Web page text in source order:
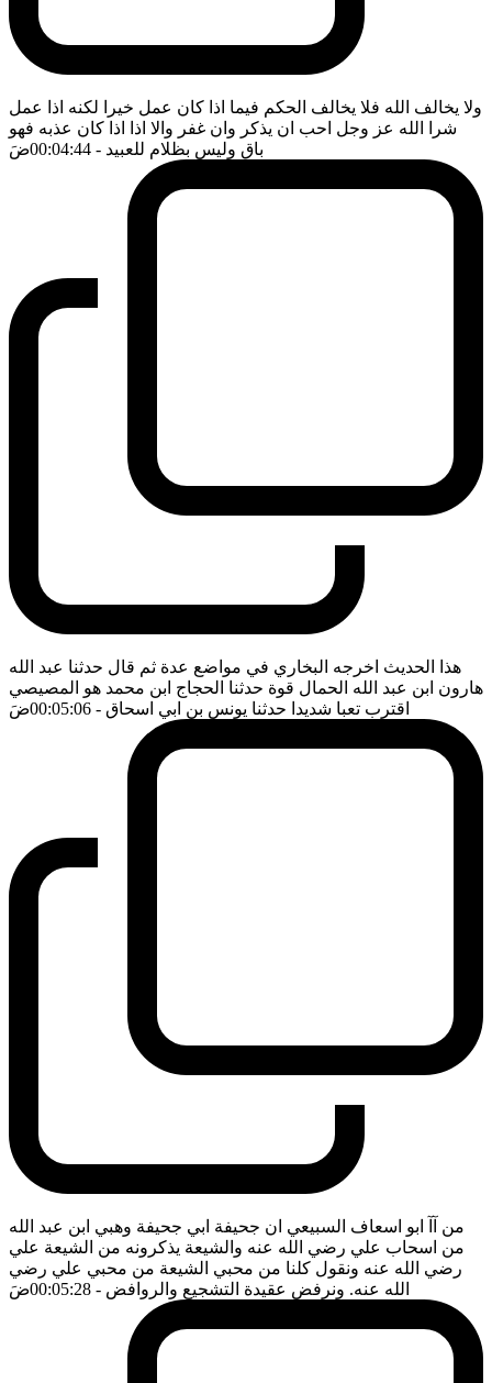
ولا يخالف الله فلا يخالف الحكم فيما اذا كان عمل خيرا لكنه اذا عمل
شرا الله عز وجل احب ان يذكر وان غفر والا اذا اذا كان عذبه فهو
باق وليس بظلام للعبيد - 00:04:44 ضَ
هذا الحديث اخرجه البخاري في مواضع عدة ثم قال حدثنا عبد الله
هارون ابن عبد الله الحمال قوة حدثنا الحجاج ابن محمد هو المصيصي
اقترب تعبا شديدا حدثنا يونس بن ابي اسحاق - 00:05:06 ضَ
من آآ ابو اسعاف السبيعي ان جحيفة ابي جحيفة وهبي ابن عبد الله
من اسحاب علي رضي الله عنه والشيعة يذكرونه من الشيعة علي
رضي الله عنه ونقول كلنا من محبي الشيعة من محبي علي رضي
الله عنه. ونرفض عقيدة التشجيع والروافض - 00:05:28 ضَ